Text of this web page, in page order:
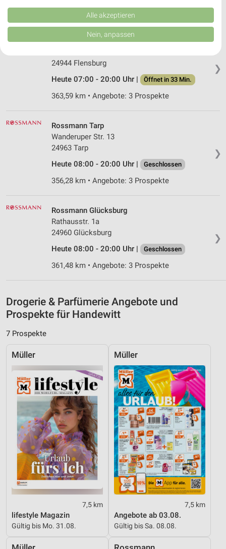
❯
Rossmann Flensburg
24944 Flensburg
Heute 07:00 - 20:00 Uhr |
Öffnet in 33 Min.
363,59 km • Angebote: 3 Prospekte
❯
Rossmann Tarp
Wanderuper Str. 13
24963 Tarp
Heute 08:00 - 20:00 Uhr |
Geschlossen
356,28 km • Angebote: 3 Prospekte
❯
Rossmann Glücksburg
Rathausstr. 1a
24960 Glücksburg
Heute 08:00 - 20:00 Uhr |
Geschlossen
361,48 km • Angebote: 3 Prospekte
Drogerie & Parfümerie Angebote und
Prospekte für Handewitt
7 Prospekte
Müller
7,5 km
lifestyle Magazin
Gültig bis Mo. 31.08.
Müller
7,5 km
Angebote ab 03.08.
Gültig bis Sa. 08.08.
Kombinationen von Daten aus verschiedenen Quellen. Entwicklung und
Verbesserung der Angebote. Verwendung reduzierter Daten zur Auswahl
von Inhalten.
Daten können außerhalb der Europäischen Union weitergegeben und in die
Website/App.
IAB-Verarbeitungszwecke:
auf einem Endgerät
Verwendung reduzierter Daten zur Auswahl von
Werbeanzeigen
Erstellung von Profilen für personalisierte
personalisierter Werbung
Erstellung von Profilen zur Personalisierung
von Inhalten
personalisierter Inhalte
Messung der Performance von Inhalten
Analyse von Zielgruppen durch Statistiken oder
Kombinationen von Daten aus verschiedenen
Entwicklung und Verbesserung der Angebote
Verwendung reduzierter Daten zur Auswahl von
Inhalten
IAB-Besonderheiten:
Verwendung genauer Standortdaten
Geräte anhand von aktiv angeforderten
Informationen identifizieren
Nicht-IAB-Verarbeitungszwecke:
Notwendig
Performance
Funktional
Alle akzeptieren
Nein, anpassen